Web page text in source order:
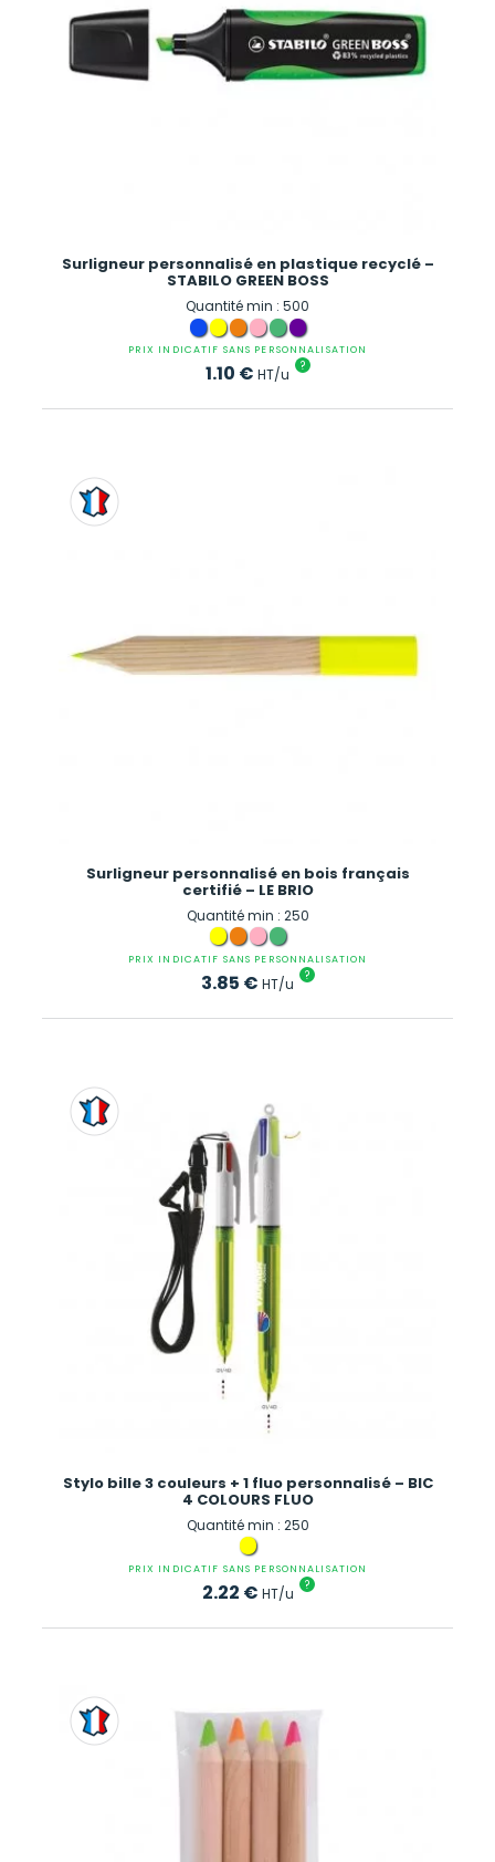
Surligneur personnalisé en plastique recyclé –
STABILO GREEN BOSS
Quantité min : 500
PRIX INDICATIF SANS PERSONNALISATION
1.10 € HT/u ?
Surligneur personnalisé en bois français
certifié – LE BRIO
Quantité min : 250
PRIX INDICATIF SANS PERSONNALISATION
3.85 € HT/u ?
Stylo bille 3 couleurs + 1 fluo personnalisé – BIC
4 COLOURS FLUO
Quantité min : 250
PRIX INDICATIF SANS PERSONNALISATION
2.22 € HT/u ?